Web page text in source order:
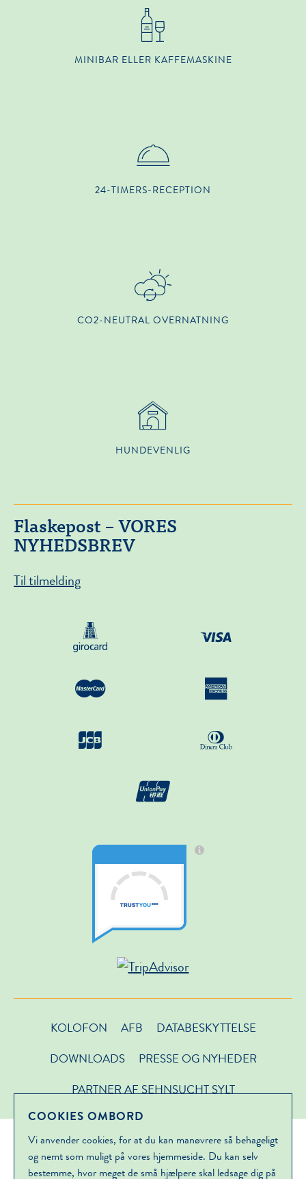
MINIBAR ELLER KAFFEMASKINE
24-TIMERS-RECEPTION
CO2-NEUTRAL OVERNATNING
HUNDEVENLIG
Flaskepost – VORES
NYHEDSBREV
Til tilmelding
KOLOFON AFB
DATABESKYTTELSE
DOWNLOADS
PRESSE OG NYHEDER
PARTNER AF SEHNSUCHT SYLT
COOKIES OMBORD
Vi anvender cookies, for at du kan manøvrere så behageligt
og nemt som muligt på vores hjemmeside. Du kan selv
bestemme, hvor meget de små hjælpere skal ledsage dig på